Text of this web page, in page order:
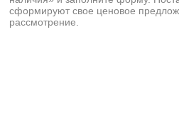
сформируют свое ценовое
рассмотрение.